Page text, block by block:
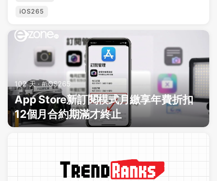
iOS265
102 天 · #iOS265
App Store新訂閱模式月繳享年費折扣
12個月合約期滿才終止